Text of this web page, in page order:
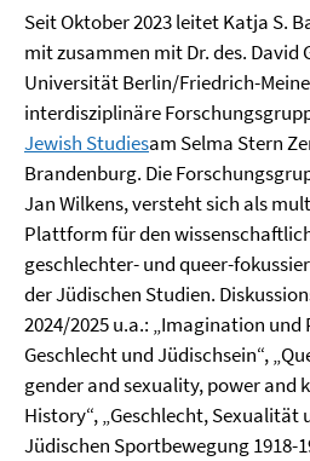
Seit Oktober 2023 leitet Katja S.
mit zusammen mit Dr. des. David
Universität Berlin/Friedrich-
interdisziplinäre
Jewish Studiesam Selma Stern
Brandenburg. Die
Jan Wilkens, versteht sich als
Plattform für den
geschlechter- und queer-
der Jüdischen Studien.
2024/2025 u.a.: „Imagination
Geschlecht und Jüdischsein“,
gender and sexuality, power and
History“, „Geschlecht, Sexualität
Jüdischen Sportbewegung 1918-